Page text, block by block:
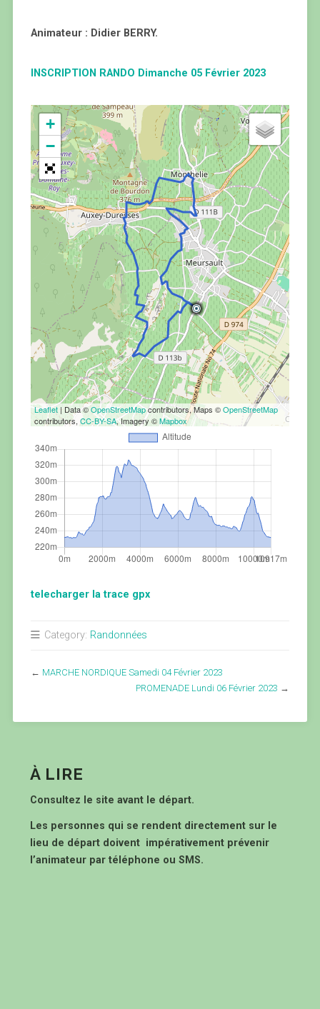
Animateur : Didier BERRY.
INSCRIPTION RANDO Dimanche 05 Février 2023
+
−
Leaflet| Data ©OpenStreetMapcontributors, Maps ©OpenStreetMap
contributors, CC-BY-SA, Imagery ©Mapbox
telecharger la trace gpx
Category: Randonnées
← MARCHE NORDIQUE Samedi 04 Février 2023
PROMENADE Lundi 06 Février 2023 →
À LIRE
Consultez le site avant le départ.
Les personnes qui se rendent directement sur le
lieu de départ doivent impérativement prévenir
l’animateur par téléphone ou SMS.